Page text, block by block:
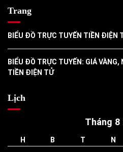
Trang
BIỂU ĐỒ TRỰC TUYẾN TIỀN ĐIỆN
BIỂU ĐỒ TRỰC TUYẾN: GIÁ
TIỀN ĐIỆN TỬ
Lịch
Tháng 8
H B T N